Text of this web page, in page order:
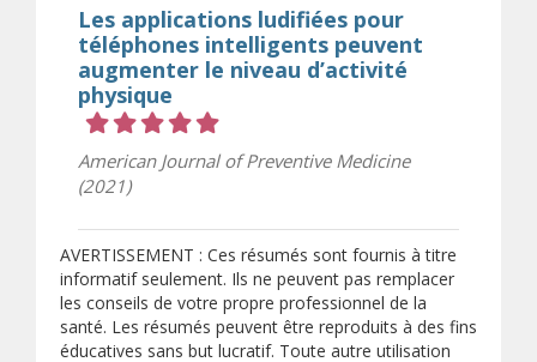
Les applications ludifiées pour
téléphones intelligents peuvent
augmenter le niveau d’activité
physique
American Journal of Preventive Medicine
(2021)
AVERTISSEMENT : Ces résumés sont fournis à titre
informatif seulement. Ils ne peuvent pas remplacer
les conseils de votre propre professionnel de la
santé. Les résumés peuvent être reproduits à des fins
éducatives sans but lucratif. Toute autre utilisation